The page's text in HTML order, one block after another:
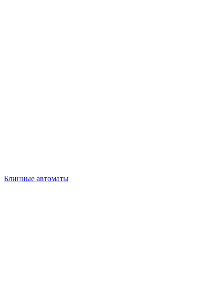
Блинные автоматы